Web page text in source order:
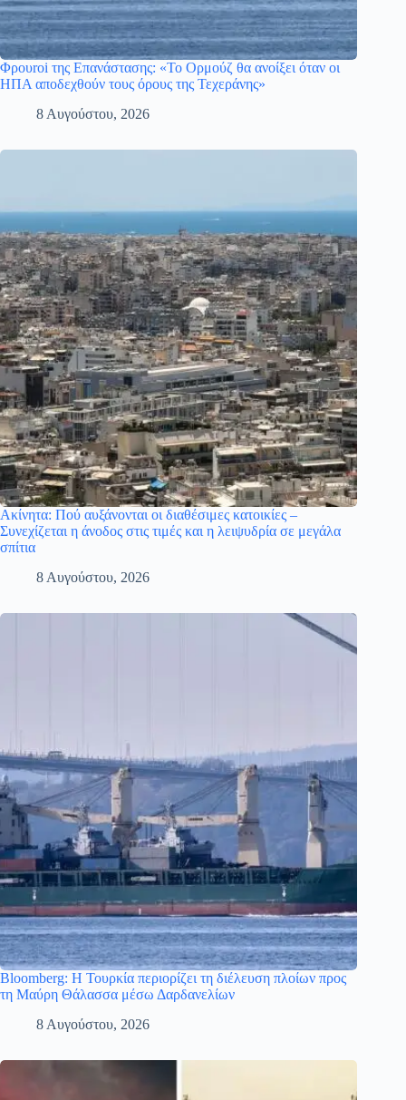
Φρουroi της Επανάστασης: «Το Ορμούζ θα ανοίξει όταν οι
ΗΠΑ αποδεχθούν τους όρους της Τεχεράνης»
8 Αυγούστου, 2026
Ακίνητα: Πού αυξάνονται οι διαθέσιμες κατοικίες –
Συνεχίζεται η άνοδος στις τιμές και η λειψυδρία σε μεγάλα
σπίτια
8 Αυγούστου, 2026
Bloomberg: Η Τουρκία περιορίζει τη διέλευση πλοίων προς
τη Μαύρη Θάλασσα μέσω Δαρδανελίων
8 Αυγούστου, 2026